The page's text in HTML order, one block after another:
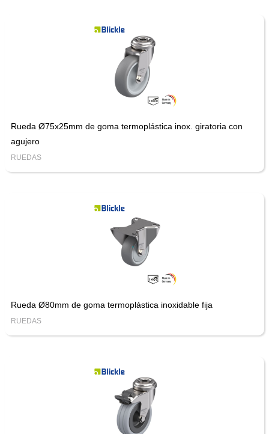
Rueda Ø75x25mm de goma termoplástica inox. giratoria con
agujero
RUEDAS
Rueda Ø80mm de goma termoplástica inoxidable fija
RUEDAS